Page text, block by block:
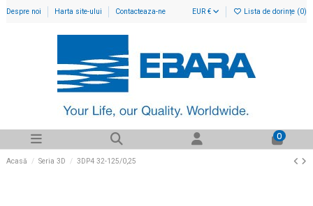
Despre noi Harta site-ului Contacteaza-ne EUR € Lista de dorințe (0)
0
Acasă Seria 3D 3DP4 32-125/0,25